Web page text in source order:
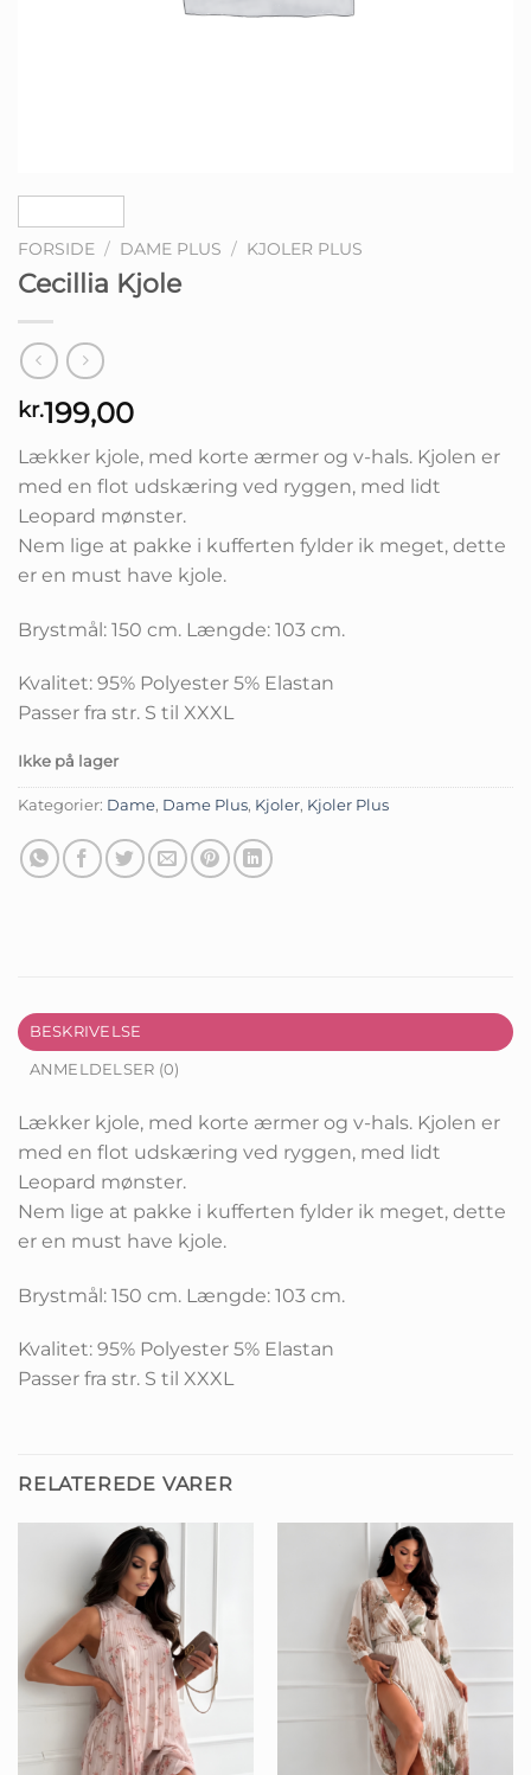
FORSIDE / DAME PLUS / KJOLER PLUS
Cecillia Kjole
kr.199,00
Lækker kjole, med korte ærmer og v-hals. Kjolen er
med en flot udskæring ved ryggen, med lidt
Leopard mønster.
Nem lige at pakke i kufferten fylder ik meget, dette
er en must have kjole.
Brystmål: 150 cm. Længde: 103 cm.
Kvalitet: 95% Polyester 5% Elastan
Passer fra str. S til XXXL
Ikke på lager
Kategorier: Dame, Dame Plus, Kjoler, Kjoler Plus
BESKRIVELSE
ANMELDELSER (0)
Lækker kjole, med korte ærmer og v-hals. Kjolen er
med en flot udskæring ved ryggen, med lidt
Leopard mønster.
Nem lige at pakke i kufferten fylder ik meget, dette
er en must have kjole.
Brystmål: 150 cm. Længde: 103 cm.
Kvalitet: 95% Polyester 5% Elastan
Passer fra str. S til XXXL
RELATEREDE VARER